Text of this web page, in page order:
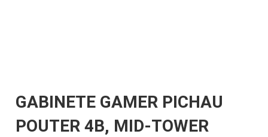
GABINETE GAMER PICHAU
POUTER 4B, MID-TOWER